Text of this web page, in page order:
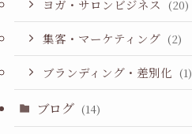
ヨガ・サロンビジネス (20)
集客・マーケティング (2)
ブランディング・差別化 (1)
ブログ (14)